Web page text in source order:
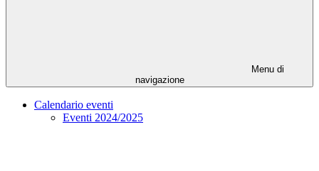
Menu di
navigazione
Calendario eventi
Eventi 2024/2025